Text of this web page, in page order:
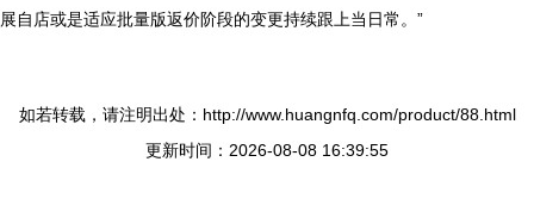
展自店或是适应批量版返价阶段的变更持续跟上当日常。”
如若转载，请注明出处：http://www.huangnfq.com/product/88.html
更新时间：2026-08-08 16:39:55